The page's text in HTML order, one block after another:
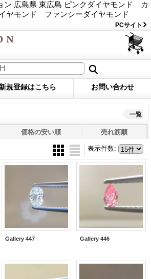
ン 広島県 東広島 ピンクダイヤモンド カ
ヤモンド ファンシーダイヤモンド
PCサイト
新規登録はこちら お問い合わせ
一覧
価格の安い順 売れ筋順
表示件数:
Gallery 447 Gallery 446